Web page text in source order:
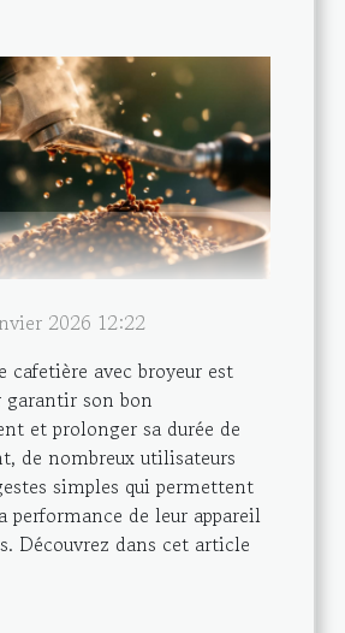
2026 12:22
cafetière avec broyeur est
garantir son bon
et prolonger sa durée de
de nombreux utilisateurs
simples qui permettent
performance de leur appareil
Découvrez dans cet article